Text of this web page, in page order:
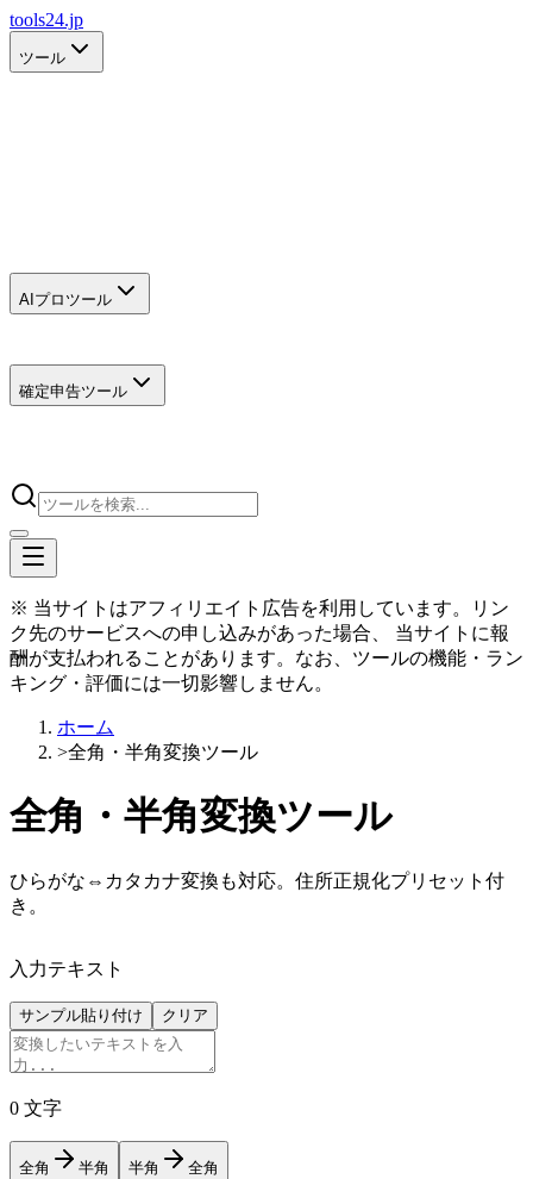
tools24.jp
ツール
AIプロツール
確定申告ツール
※ 当サイトはアフィリエイト広告を利用しています。リン
ク先のサービスへの申し込みがあった場合、 当サイトに報
酬が支払われることがあります。なお、ツールの機能・ラン
キング・評価には一切影響しません。
ホーム
>全角・半角変換ツール
全角・半角変換ツール
ひらがな⇔カタカナ変換も対応。住所正規化プリセット付
き。
入力テキスト
サンプル貼り付け クリア
0 文字
全角 半角 半角 全角